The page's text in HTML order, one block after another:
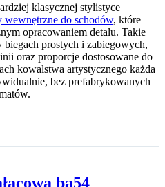
klasycznej stylistyce
wewnętrzne do schodów, które
opracowaniem detalu. Takie
biegach prostych i zabiegowych,
oraz proporcje dostosowane do
kowalstwa artystycznego każda
bez prefabrykowanych
ba54